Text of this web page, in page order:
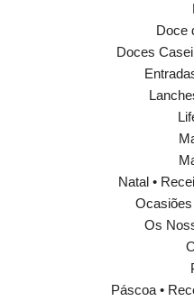
Doce
Doces
Natal •
Os
Páscoa •